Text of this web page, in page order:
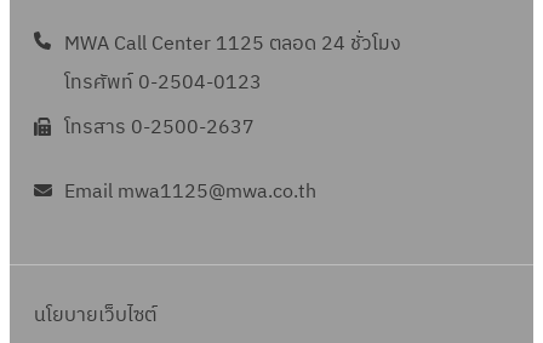
MWA Call Center 1125 ตลอด 24 ชั่วโมง
โทรศัพท์ 0-2504-0123
โทรสาร 0-2500-2637
Email mwa1125@mwa.co.th
นโยบายเว็บไซต์